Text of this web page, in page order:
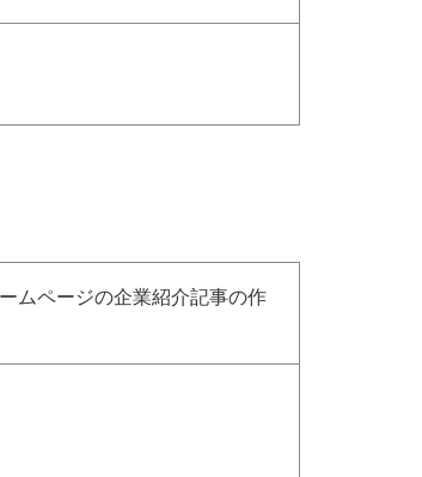
ムページの企業紹介記事の作